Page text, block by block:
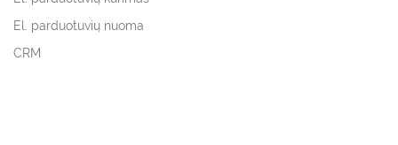
El. parduotuvių nuoma
CRM